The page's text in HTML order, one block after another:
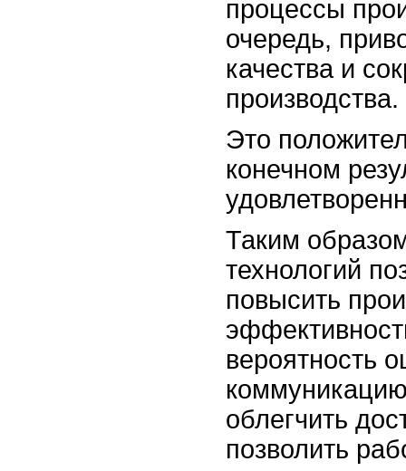
процессы
очередь,
качества и
производства.
Это
конечном
Таким
технологий
повысить
вероятность
облегчить
позволить